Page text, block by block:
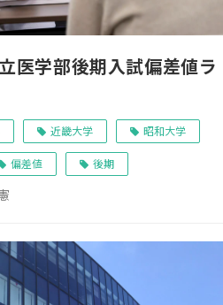
医学部後期入試偏差値ラ
近畿大学 昭和大学
偏差値 後期